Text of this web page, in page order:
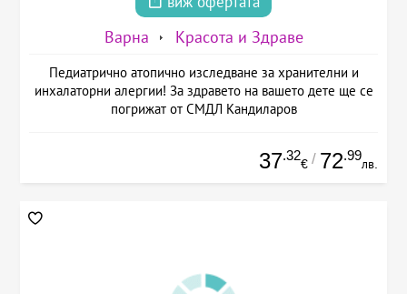
Варна Красота и Здраве
Педиатрично атопично изследване за хранителни и
инхалаторни алергии! За здравето на вашето дете ще се
погрижат от СМДЛ Кандиларов
37.32
€ / 72.99
лв.